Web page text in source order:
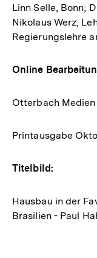
Linn Selle, Bonn;
Nikolaus Werz,
Regierungslehre
Online
Otterbach
Printausgabe
Titelbild:
Hausbau in der
Brasilien - Paul